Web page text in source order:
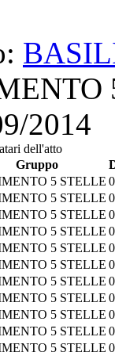
2014
dell'atto
Gruppo
5 STELLE
5 STELLE
5 STELLE
5 STELLE
5 STELLE
5 STELLE
5 STELLE
5 STELLE
5 STELLE
5 STELLE
5 STELLE